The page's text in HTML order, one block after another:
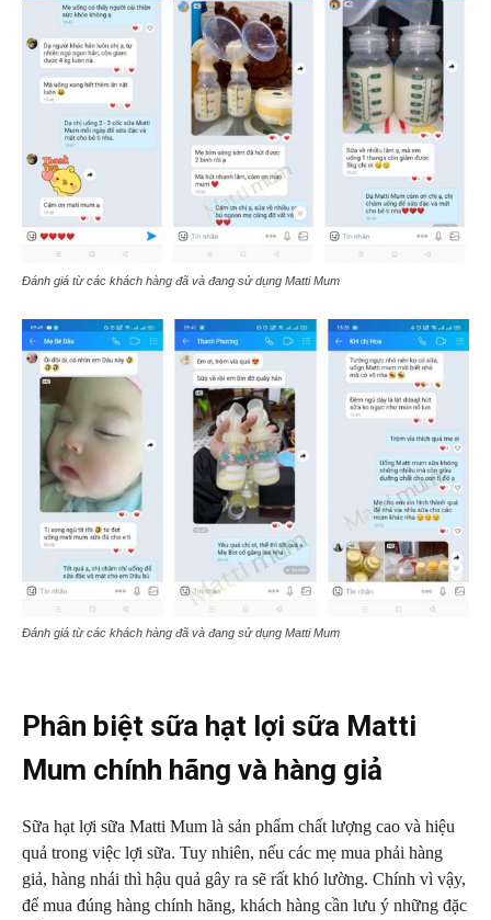
Đánh giá từ các khách hàng đã và đang sử dụng Matti Mum
Đánh giá từ các khách hàng đã và đang sử dụng Matti Mum
Phân biệt sữa hạt lợi sữa Matti
Mum chính hãng và hàng giả
Sữa hạt lợi sữa Matti Mum là sản phẩm chất lượng cao và hiệu
quả trong việc lợi sữa. Tuy nhiên, nếu các mẹ mua phải hàng
giả, hàng nhái thì hậu quả gây ra sẽ rất khó lường. Chính vì vậy,
để mua đúng hàng chính hãng, khách hàng cần lưu ý những đặc